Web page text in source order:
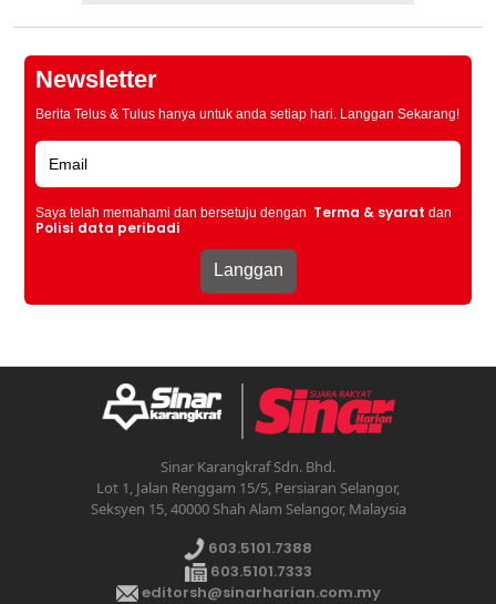
Newsletter
Berita Telus & Tulus hanya untuk anda setiap hari. Langgan Sekarang!
Saya telah memahami dan bersetuju dengan Terma & syarat dan
Polisi data peribadi
Sinar Karangkraf Sdn. Bhd.
Lot 1, Jalan Renggam 15/5, Persiaran Selangor,
Seksyen 15, 40000 Shah Alam Selangor, Malaysia
603.5101.7388
603.5101.7333
editorsh@sinarharian.com.my